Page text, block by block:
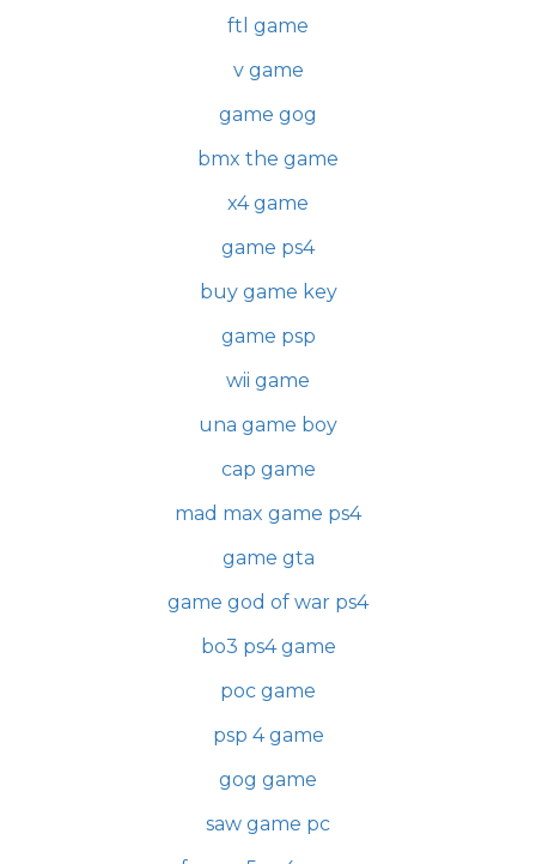
ftl game
v game
game gog
bmx the game
x4 game
game ps4
buy game key
game psp
wii game
una game boy
cap game
mad max game ps4
game gta
game god of war ps4
bo3 ps4 game
poc game
psp 4 game
gog game
saw game pc